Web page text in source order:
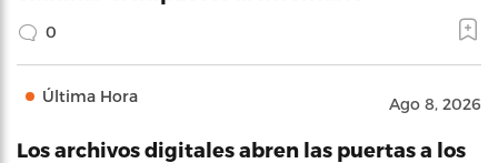
0
Última Hora Ago 8, 2026
Los archivos digitales abren las puertas a los